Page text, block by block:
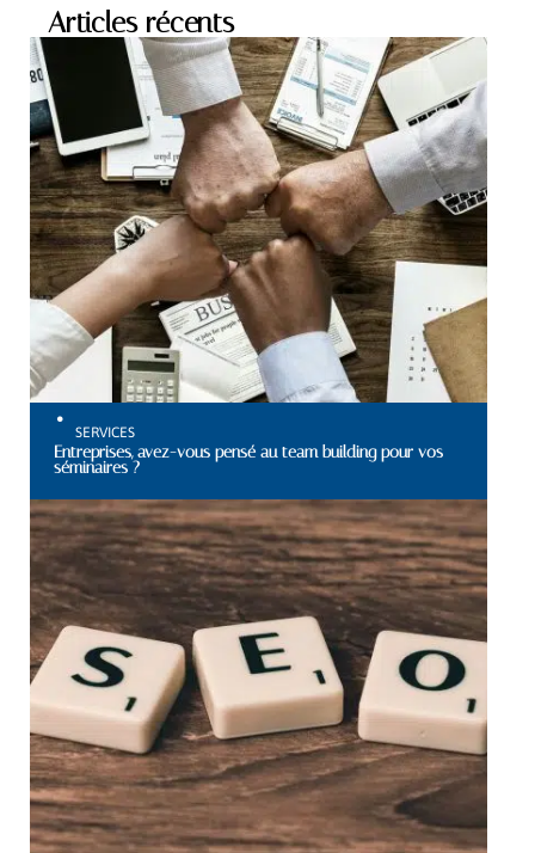
Articles récents
SERVICES
Entreprises, avez-vous pensé au team building pour vos
séminaires ?